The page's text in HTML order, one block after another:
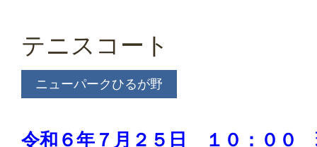
テニスコート
ニューパークひるが野
令和６年７月２５日 １０ ：００